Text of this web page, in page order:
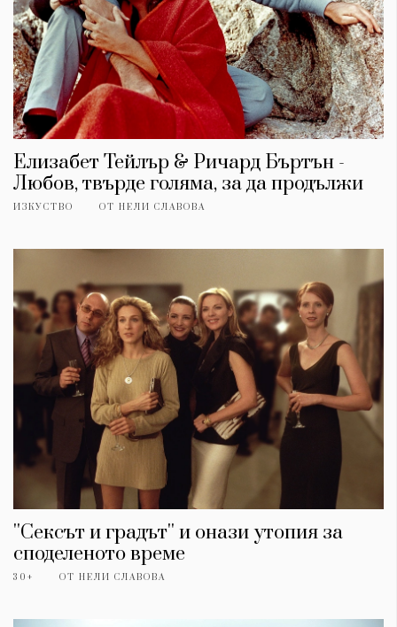
Елизабет Тейлър & Ричард Бъртън -
Любов, твърде голяма, за да продължи
ИЗКУСТВО ОТ НЕЛИ СЛАВОВА
''Сексът и градът'' и онази утопия за
споделеното време
30+ ОТ НЕЛИ СЛАВОВА
КАТЕГОРИИ
Wine&Dine
Подкасти
Мода
ЗА НАС
Условия за